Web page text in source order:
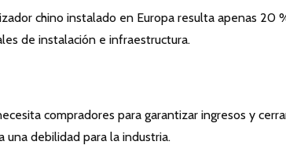
chino instalado en Europa resulta apenas 20
de instalación e infraestructura.
compradores para garantizar ingresos y
debilidad para la industria.